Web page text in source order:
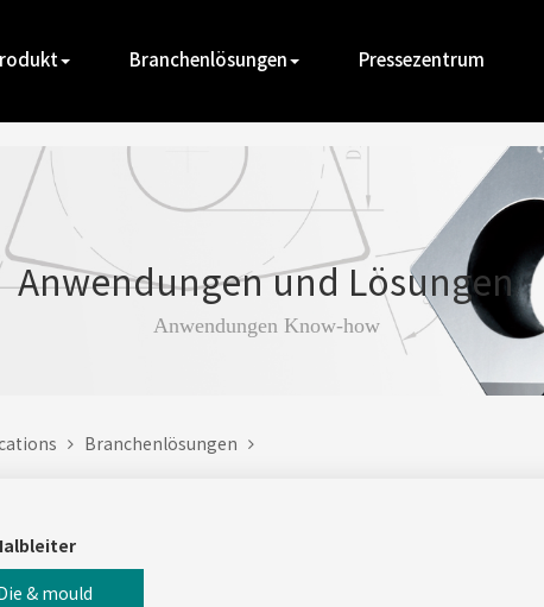
Branchenlösungen Pressezentrum
Anwendungen und Lösungen
Anwendungen Know-how
Branchenlösungen
& mould